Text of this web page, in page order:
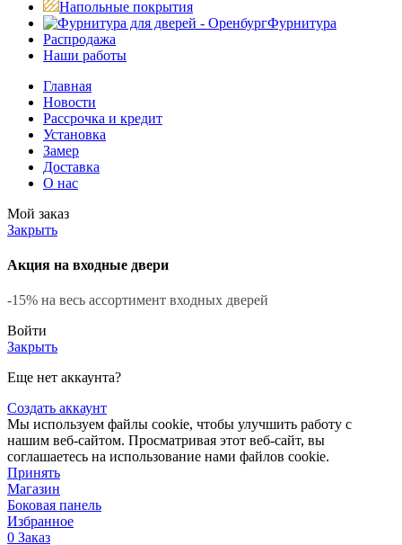
Напольные покрытия
Фурнитура
Распродажа
Наши работы
Главная
Новости
Рассрочка и кредит
Установка
Замер
Доставка
О нас
Мой заказ
Закрыть
Акция на входные двери
-15% на весь ассортимент входных дверей
Войти
Закрыть
Еще нет аккаунта?
Создать аккаунт
Мы используем файлы cookie, чтобы улучшить работу с
нашим веб-сайтом. Просматривая этот веб-сайт, вы
соглашаетесь на использование нами файлов cookie.
Принять
Магазин
Боковая панель
Избранное
0 Заказ